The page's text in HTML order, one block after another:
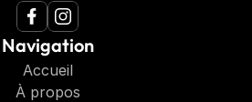
Navigation
Accueil
À propos